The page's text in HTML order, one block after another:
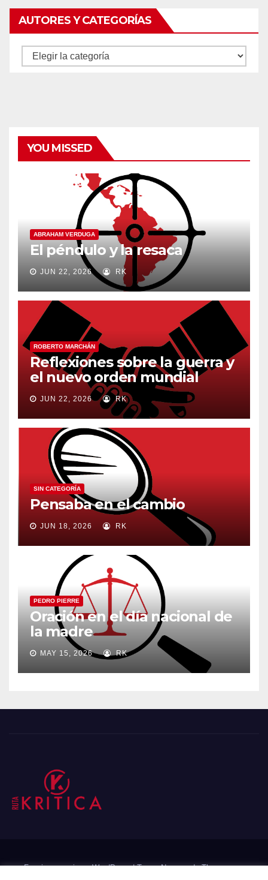
AUTORES Y CATEGORÍAS
Autores
YOU MISSED
ABRAHAM VERDUGA
El péndulo y la resaca
JUN 22, 2026 RK
ROBERTO MARCHÁN
Reflexiones sobre la guerra y
el nuevo orden mundial
JUN 22, 2026 RK
SIN CATEGORÍA
Pensaba en el cambio
JUN 18, 2026 RK
PEDRO PIERRE
Oración en el día nacional de
la madre
MAY 15, 2026 RK
Funciona gracias a WordPress|Tema: Newsup deThemeansar